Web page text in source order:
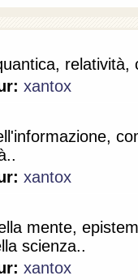
relatività,
xantox
xantox
mente,
scienza..
xantox